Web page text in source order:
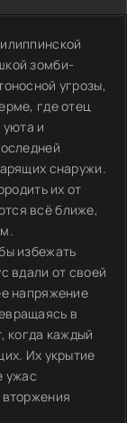
зомби-
угрозы,
где отец
и
снаружи.
их от
всё ближе,
избежать
вдали от своей
напряжение
в
когда каждый
Их укрытие
ужас